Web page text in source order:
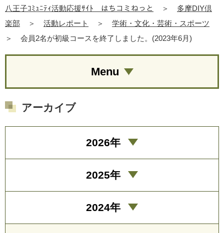
八王子ｺﾐｭﾆﾃｨ活動応援ｻｲﾄ はちコミねっと ＞
多摩DIY倶
楽部
＞ 活動レポート ＞
学術・文化・芸術・スポーツ
＞
会員2名が初級コースを終了しました。(2023年6月)
Menu
アーカイブ
2026年
2025年
2024年